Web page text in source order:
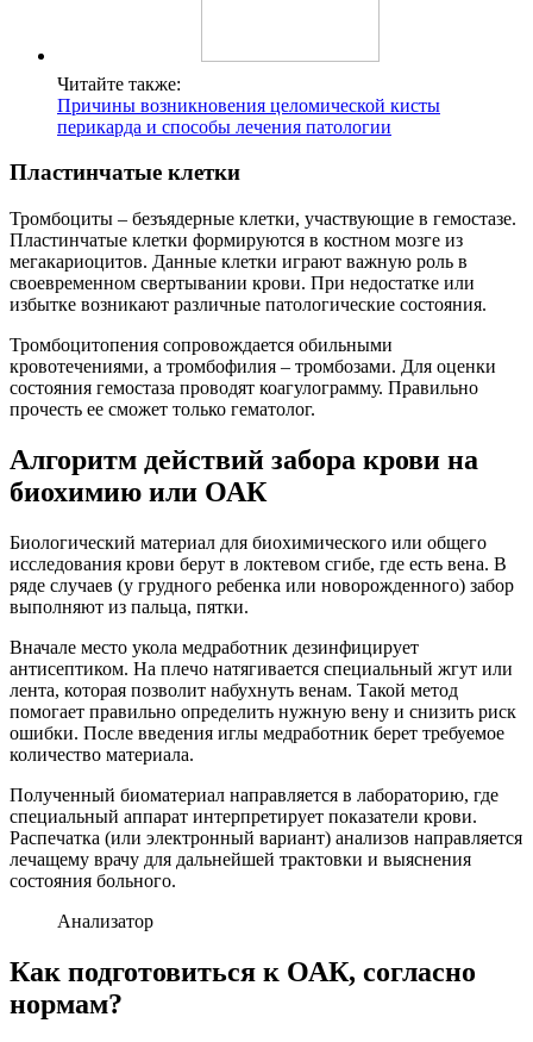
Читайте также:
Причины возникновения целомической кисты
перикарда и способы лечения патологии
Пластинчатые клетки
Тромбоциты – безъядерные клетки, участвующие в гемостазе.
Пластинчатые клетки формируются в костном мозге из
мегакариоцитов. Данные клетки играют важную роль в
своевременном свертывании крови. При недостатке или
избытке возникают различные патологические состояния.
Тромбоцитопения сопровождается обильными
кровотечениями, а тромбофилия – тромбозами. Для оценки
состояния гемостаза проводят коагулограмму. Правильно
прочесть ее сможет только гематолог.
Алгоритм действий забора крови на
биохимию или ОАК
Биологический материал для биохимического или общего
исследования крови берут в локтевом сгибе, где есть вена. В
ряде случаев (у грудного ребенка или новорожденного) забор
выполняют из пальца, пятки.
Вначале место укола медработник дезинфицирует
антисептиком. На плечо натягивается специальный жгут или
лента, которая позволит набухнуть венам. Такой метод
помогает правильно определить нужную вену и снизить риск
ошибки. После введения иглы медработник берет требуемое
количество материала.
Полученный биоматериал направляется в лабораторию, где
специальный аппарат интерпретирует показатели крови.
Распечатка (или электронный вариант) анализов направляется
лечащему врачу для дальнейшей трактовки и выяснения
состояния больного.
Анализатор
Как подготовиться к ОАК, согласно
нормам?